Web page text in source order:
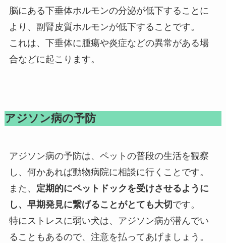
脳にある下垂体ホルモンの分泌が低下することに
より、副腎皮質ホルモンが低下することです。
これは、下垂体に腫瘍や炎症などの異常がある場
合などに起こります。
アジソン病の予防
アジソン病の予防は、ペットの普段の生活を観察
し、何かあれば動物病院に相談に行くことです。
また、 定期的にペットドックを受けさせるように
し、早期発見に繋げることがとても大切 です。
特にストレスに弱い犬は、アジソン病が潜んでい
ることもあるので、注意を払ってあげましょう。